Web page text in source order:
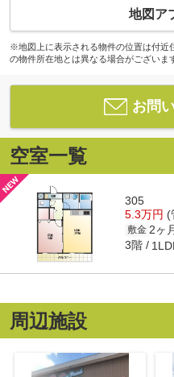
地図ア
※地図上に表示される物件の位置は付近
の物件所在地とは異なる場合がございま
お問
空室一覧
305
5.3万円 (
敷金 2ヶ
3階
周辺施設